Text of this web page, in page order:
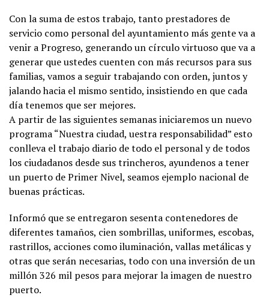
Con la suma de estos trabajo, tanto prestadores de
servicio como personal del ayuntamiento más gente va a
venir a Progreso, generando un círculo virtuoso que va a
generar que ustedes cuenten con más recursos para sus
familias, vamos a seguir trabajando con orden, juntos y
jalando hacia el mismo sentido, insistiendo en que cada
día tenemos que ser mejores.
A partir de las siguientes semanas iniciaremos un nuevo
programa “Nuestra ciudad, uestra responsabilidad” esto
conlleva el trabajo diario de todo el personal y de todos
los ciudadanos desde sus trincheros, ayundenos a tener
un puerto de Primer Nivel, seamos ejemplo nacional de
buenas prácticas.
Informó que se entregaron sesenta contenedores de
diferentes tamaños, cien sombrillas, uniformes, escobas,
rastrillos, acciones como iluminación, vallas metálicas y
otras que serán necesarias, todo con una inversión de un
millón 326 mil pesos para mejorar la imagen de nuestro
puerto.